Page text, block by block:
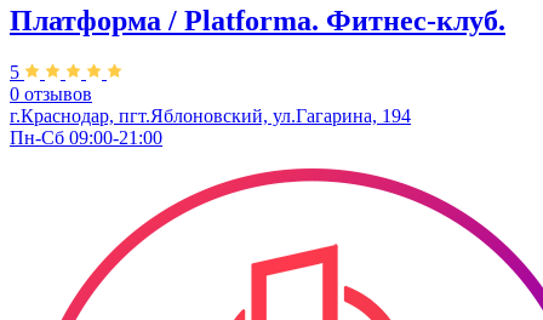
Платформа / Platforma. Фитнес-клуб.
5
0 отзывов
г.Краснодар, пгт.Яблоновский, ул.Гагарина, 194
Пн-Сб 09:00-21:00